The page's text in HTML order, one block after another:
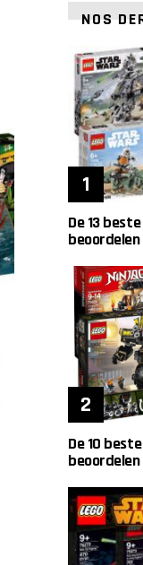
NOS
De 13
De 10